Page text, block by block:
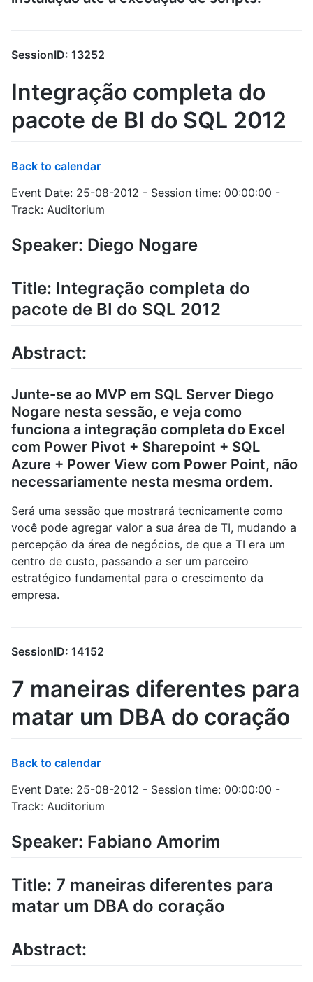
SessionID: 13252
Integração completa do
pacote de BI do SQL 2012
Back to calendar
Event Date: 25-08-2012 - Session time: 00:00:00 -
Track: Auditorium
Speaker: Diego Nogare
Title: Integração completa do
pacote de BI do SQL 2012
Abstract:
Junte-se ao MVP em SQL Server Diego
Nogare nesta sessão, e veja como
funciona a integração completa do Excel
com Power Pivot + Sharepoint + SQL
Azure + Power View com Power Point, não
necessariamente nesta mesma ordem.
Será uma sessão que mostrará tecnicamente como
você pode agregar valor a sua área de TI, mudando a
percepção da área de negócios, de que a TI era um
centro de custo, passando a ser um parceiro
estratégico fundamental para o crescimento da
empresa.
SessionID: 14152
7 maneiras diferentes para
matar um DBA do coração
Back to calendar
Event Date: 25-08-2012 - Session time: 00:00:00 -
Track: Auditorium
Speaker: Fabiano Amorim
Title: 7 maneiras diferentes para
matar um DBA do coração
Abstract: